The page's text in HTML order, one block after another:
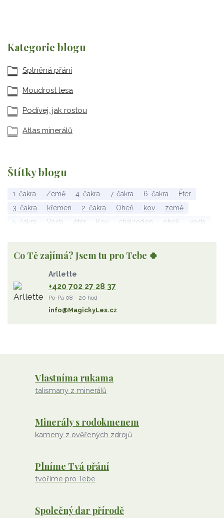
Kategorie blogu
Splněná přání
Moudrost lesa
Podívej, jak rostou
Atlas minerálů
Štítky blogu
1. čakra Země 4. čakra 7. čakra 6. čakra
Éter
3. čakra
křemen 2. čakra Oheň kov
země
5. čakra
Voda éter Kov chalcedon oheň
voda
Wu Xing
apatit
diamant
olivín
želva jahodový křemen
rodochrozit
červený achát
Co Tě zajímá? Jsem tu pro Tebe 🍀
Arllette
+420 702 27 28 37
Po-Pá 08 - 20 hod
info@MagickyLes.cz
Vlastníma rukama
talismany z minerálů
Minerály s rodokmenem
kameny z ověřených zdrojů
Plníme Tvá přání
tvoříme pro Tebe
Společný dar přírodě